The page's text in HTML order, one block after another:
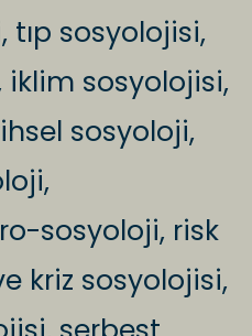
tıp sosyolojisi,
sosyolojisi,
sosyoloji,
sosyoloji, risk
kriz sosyolojisi,